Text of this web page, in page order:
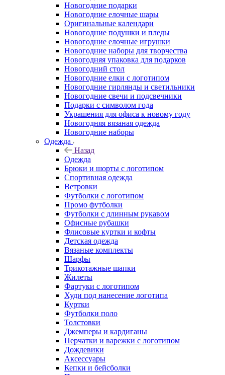
Новогодние подарки
Новогодние елочные шары
Оригинальные календари
Новогодние подушки и пледы
Новогодние елочные игрушки
Новогодние наборы для творчества
Новогодняя упаковка для подарков
Новогодний стол
Новогодние елки с логотипом
Новогодние гирлянды и светильники
Новогодние свечи и подсвечники
Подарки с символом года
Украшения для офиса к новому году
Новогодняя вязаная одежда
Новогодние наборы
Одежда
Назад
Одежда
Брюки и шорты с логотипом
Спортивная одежда
Ветровки
Футболки с логотипом
Промо футболки
Футболки с длинным рукавом
Офисные рубашки
Флисовые куртки и кофты
Детская одежда
Вязаные комплекты
Шарфы
Трикотажные шапки
Жилеты
Фартуки с логотипом
Худи под нанесение логотипа
Куртки
Футболки поло
Толстовки
Джемперы и кардиганы
Перчатки и варежки с логотипом
Дождевики
Аксессуары
Кепки и бейсболки